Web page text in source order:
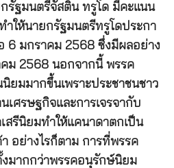
รัฐมนตรีจัสติน ทรูโด มีคะแนน
ให้นายกรัฐมนตรีทรูโดประกา
6 มกราคม 2568 ซึ่งมีผลอย่าง
คม 2568 นอกจากนี้ พรรค
ยมมากขึ้นเพราะประชาชนชาว
เศรษฐกิจและการเจรจากับ
สรีนิยมทำให้แคนาดาตกเป็น
อย่างไรก็ตาม การที่พรรค
งมากกว่าพรรคอนุรักษ์นิยม